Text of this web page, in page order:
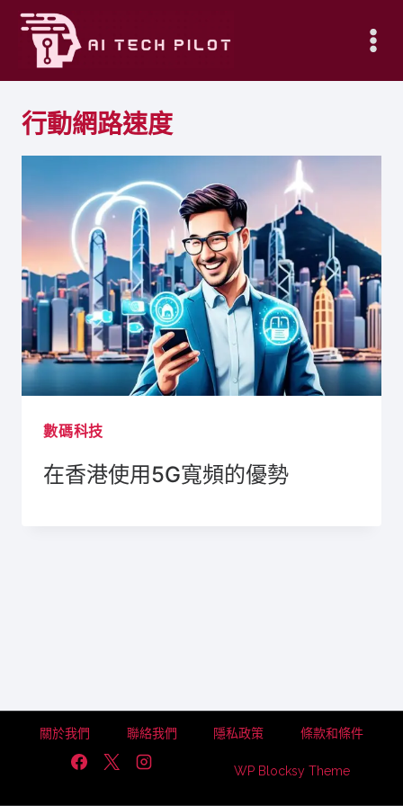
Skip
content
行動網路速度
數碼科技
在香港使用5G寬頻的優勢
關於我們 聯絡我們 隱私政策 條款和條件
WP Blocksy Theme